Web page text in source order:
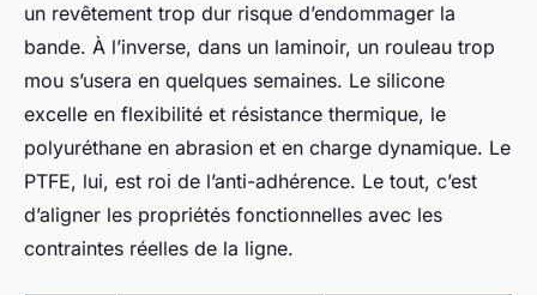
un revêtement trop dur risque d’endommager la
bande. À l’inverse, dans un laminoir, un rouleau trop
mou s’usera en quelques semaines. Le silicone
excelle en flexibilité et résistance thermique, le
polyuréthane en abrasion et en charge dynamique. Le
PTFE, lui, est roi de l’anti-adhérence. Le tout, c’est
d’aligner les propriétés fonctionnelles avec les
contraintes réelles de la ligne.